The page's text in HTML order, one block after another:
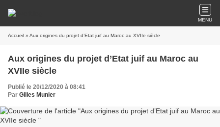
MENU
Accueil » Aux origines du projet d’Etat juif au Maroc au XVIIe siècle
Aux origines du projet d’Etat juif au Maroc au
XVIIe siècle
Publié le 20/12/2020 à 08:41
Par Gilles Munier